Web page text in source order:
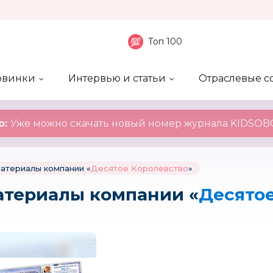
Топ 100
Интервью и статьи
Отраслевые
Уже можно скачать новый номер журнала
компании «Десятое Королевство»
компании «